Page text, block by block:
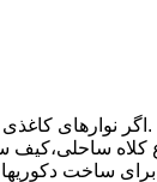
۲۰۰ متر میباشد.
ساخت دکوریها